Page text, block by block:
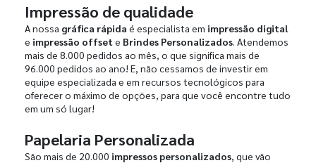
Impressão de qualidade
A nossa gráfica rápida é especialista em impressão digital
e impressão offset e Brindes Personalizados. Atendemos
mais de 8.000 pedidos ao mês, o que significa mais de
96.000 pedidos ao ano! E, não cessamos de investir em
equipe especializada e em recursos tecnológicos para
oferecer o máximo de opções, para que você encontre tudo
em um só lugar!
Papelaria Personalizada
São mais de 20.000 impressos personalizados, que vão